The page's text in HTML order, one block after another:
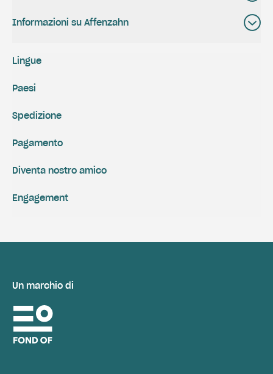
Informazioni su Affenzahn
Spedizione
Pagamento
Engagement
Diventa nostro amico
Lingue
Paesi
Un marchio di